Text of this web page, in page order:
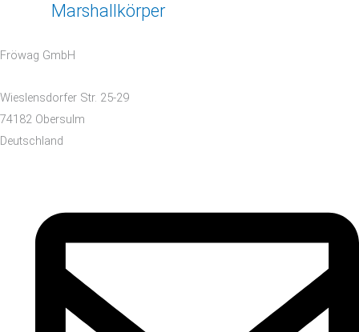
Marshallkörper
Fröwag GmbH
Wieslensdorfer Str. 25-29
74182 Obersulm
Deutschland